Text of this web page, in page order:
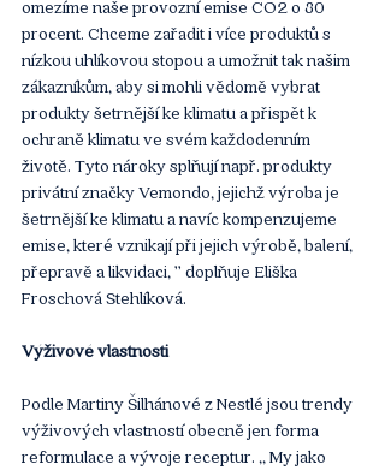
omezíme naše provozní emise CO2 o 80
procent. Chceme zařadit i více produktů s
nízkou uhlíkovou stopou a umožnit tak našim
zákazníkům, aby si mohli vědomě vybrat
produkty šetrnější ke klimatu a přispět k
ochraně klimatu ve svém každodenním
životě. Tyto nároky splňují např. produkty
privátní značky Vemondo, jejichž výroba je
šetrnější ke klimatu a navíc kompenzujeme
emise, které vznikají při jejich výrobě, balení,
přepravě a likvidaci, ’’ doplňuje Eliška
Froschová Stehlíková.
Výživové vlastnosti
Podle Martiny Šilhánové z Nestlé jsou trendy
výživových vlastností obecně jen forma
reformulace a vývoje receptur. ‚‚ My jako